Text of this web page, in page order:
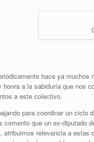
hace ya
honra a la sabiduría que nos
a este colectivo.
para coordinar un ciclo
comento que un ex-diputado
atribuimos relevancia a